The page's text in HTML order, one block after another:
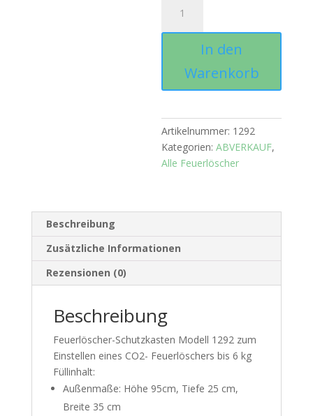
Schutzkasten
für
Feuerlöscher
Füllinhalt
Menge
In den
Warenkorb
Artikelnummer: 1292
Kategorien:ABVERKAUF,
Alle Feuerlöscher
Beschreibung
Zusätzliche Informationen
Rezensionen (0)
Beschreibung
Feuerlöscher-Schutzkasten Modell 1292 zum
Einstellen eines CO2- Feuerlöschers bis 6 kg
Füllinhalt:
Außenmaße: Höhe 95cm, Tiefe 25 cm,
Breite 35 cm